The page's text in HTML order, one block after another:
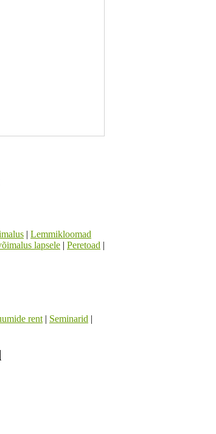
| Lemmikloomad
lapsele | Peretoad |
rent | Seminarid |